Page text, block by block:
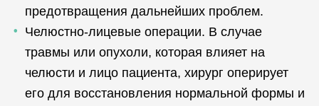
предотвращения дальнейших проблем.
Челюстно-лицевые операции. В случае
травмы или опухоли, которая влияет на
челюсти и лицо пациента, хирург оперирует
его для восстановления нормальной формы и